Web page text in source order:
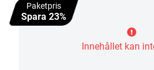
Paketpris
Spara 23%
Innehållet kan